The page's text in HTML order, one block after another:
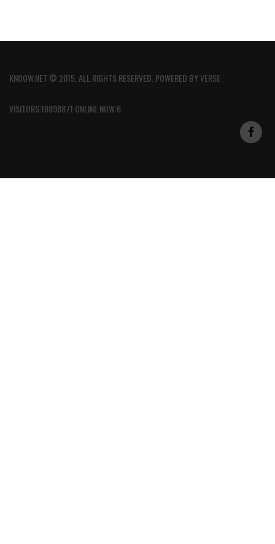
KNOOW.NET © 2015. ALL RIGHTS RESERVED. POWERED BYVERSE
VISITORS:18898871 ONLINE NOW:6